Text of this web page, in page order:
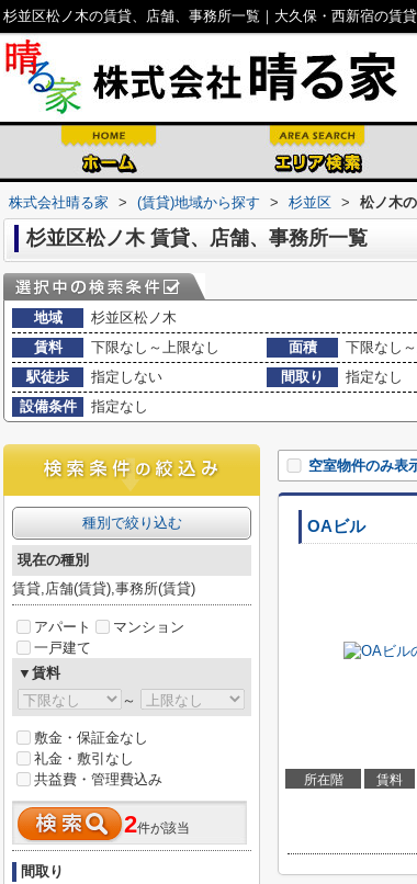
杉並区松ノ木の賃貸、店舗、事務所一覧｜大久保・西新宿の賃
株式会社晴る家 > (賃貸)地域から探す > 杉並区 > 松ノ木
杉並区松ノ木 賃貸、店舗、事務所一覧
地域
杉並区松ノ木
賃料
下限なし～上限なし 面積 下限なし
駅徒歩
指定しない 間取り
指定なし
設備条件
指定なし
空室物件のみ表
OAビル
所在階 賃料
種別で絞り込む
現在の種別
賃貸,店舗(賃貸),事務所(賃貸)
アパート
マンション
一戸建て
▼賃料
～
敷金・保証金なし
礼金・敷引なし
共益費・管理費込み
2件が該当
間取り